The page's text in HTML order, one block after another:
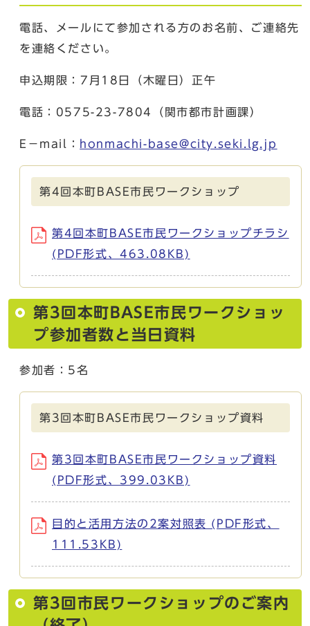
電話、メールにて参加される方のお名前、ご連絡先
を連絡ください。
申込期限：7月18日（木曜日）正午
電話：0575-23-7804（関市都市計画課）
E－mail： honmachi-base@city.seki.lg.jp
第4回本町BASE市民ワークショップ
第4回本町BASE市民ワークショップチラシ
(PDF形式、463.08KB)
第3回本町BASE市民ワークショッ
プ参加者数と当日資料
参加者：5名
第3回本町BASE市民ワークショップ資料
第3回本町BASE市民ワークショップ資料
(PDF形式、399.03KB)
目的と活用方法の2案対照表 (PDF形式、
111.53KB)
第3回市民ワークショップのご案内